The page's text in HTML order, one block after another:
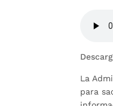
La
para